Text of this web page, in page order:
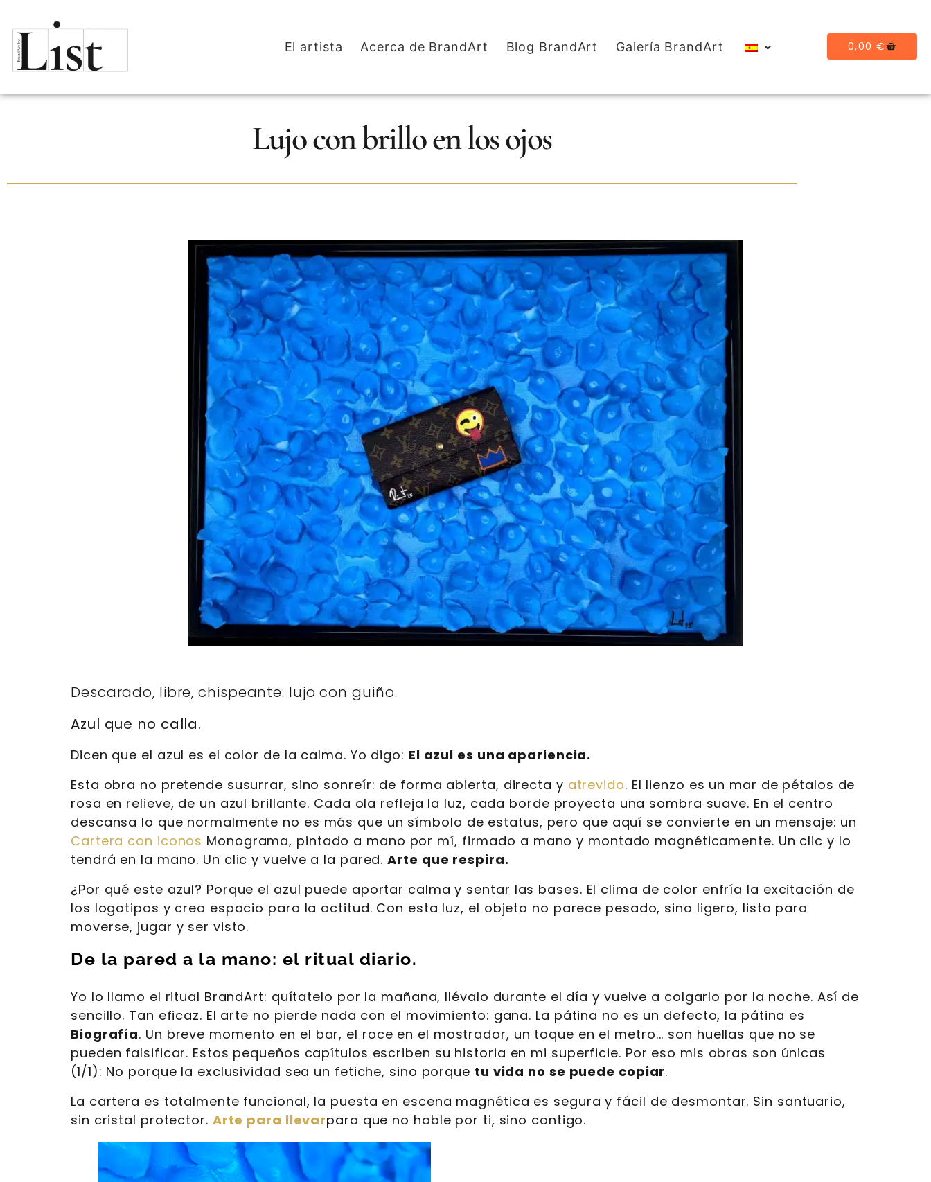
El artista Acerca de BrandArt Blog BrandArt Galería BrandArt 0,00 €
Lujo con brillo en los ojos
Descarado, libre, chispeante: lujo con guiño.
Azul que no calla.
Dicen que el azul es el color de la calma. Yo digo: El azul es una apariencia.
Esta obra no pretende susurrar, sino sonreír: de forma abierta, directa y atrevido. El lienzo es un mar de pétalos de
rosa en relieve, de un azul brillante. Cada ola refleja la luz, cada borde proyecta una sombra suave. En el centro
descansa lo que normalmente no es más que un símbolo de estatus, pero que aquí se convierte en un mensaje: un
Cartera con iconos Monograma, pintado a mano por mí, firmado a mano y montado magnéticamente. Un clic y lo
tendrá en la mano. Un clic y vuelve a la pared.Arte que respira.
¿Por qué este azul? Porque el azul puede aportar calma y sentar las bases. El clima de color enfría la excitación de
los logotipos y crea espacio para la actitud. Con esta luz, el objeto no parece pesado, sino ligero, listo para
moverse, jugar y ser visto.
De la pared a la mano: el ritual diario.
Yo lo llamo el ritual BrandArt: quítatelo por la mañana, llévalo durante el día y vuelve a colgarlo por la noche. Así de
sencillo. Tan eficaz. El arte no pierde nada con el movimiento: gana. La pátina no es un defecto, la pátina es
Biografía. Un breve momento en el bar, el roce en el mostrador, un toque en el metro... son huellas que no se
pueden falsificar. Estos pequeños capítulos escriben su historia en mi superficie. Por eso mis obras son únicas
(1/1): No porque la exclusividad sea un fetiche, sino porque tu vida no se puede copiar.
La cartera es totalmente funcional, la puesta en escena magnética es segura y fácil de desmontar. Sin santuario,
sin cristal protector. Arte para llevarpara que no hable por ti, sino contigo.